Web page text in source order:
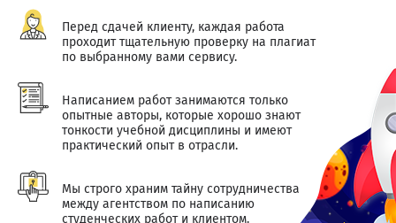
Перед сдачей клиенту, каждая работа
проходит тщательную проверку на плагиат
по выбранному вами сервису.
Написанием работ занимаются только
опытные авторы, которые хорошо знают
тонкости учебной дисциплины и имеют
практический опыт в отрасли.
Мы строго храним тайну сотрудничества
между агентством по написанию
студенческих работ и клиентом.